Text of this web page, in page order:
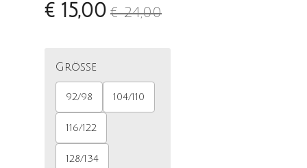
€ 15,00 € 24,00
Größe
92/98 104/110
116/122
128/134